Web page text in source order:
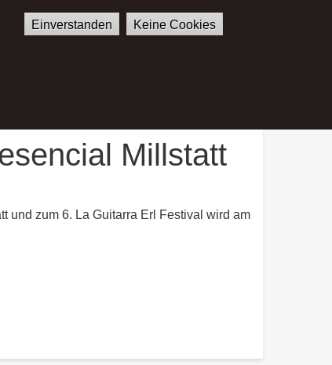
Einverstanden Keine Cookies
SHOP KONTAKT
Millstatt
und zum 6. La Guitarra Erl Festival wird am